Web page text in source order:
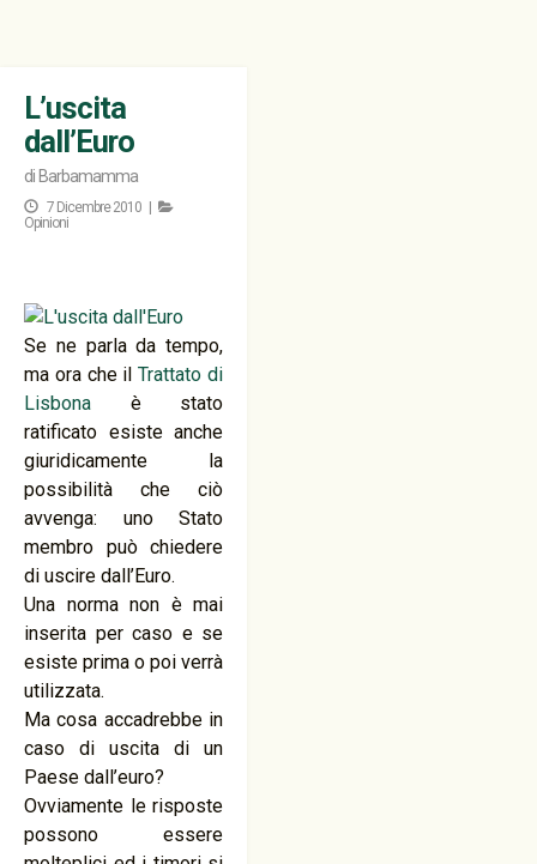
L’uscita
dall’Euro
di Barbamamma
7 Dicembre 2010 |
Opinioni
Se ne parla da tempo,
ma ora che ilTrattato di
Lisbona è stato
ratificato esiste anche
giuridicamente la
possibilità che ciò
avvenga: uno Stato
membro può chiedere
di uscire dall’Euro.
Una norma non è mai
inserita per caso e se
esiste prima o poi verrà
utilizzata.
Ma cosa accadrebbe in
caso di uscita di un
Paese dall’euro?
Ovviamente le risposte
possono essere